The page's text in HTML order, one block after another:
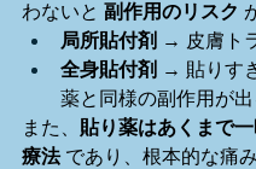
わないと 副作用のリスク
局所貼付剤 → 皮膚ト
全身貼付剤 → 貼りす
薬と同様の副作用が出
また、 貼り薬はあくまで
療法 であり、根本的な痛